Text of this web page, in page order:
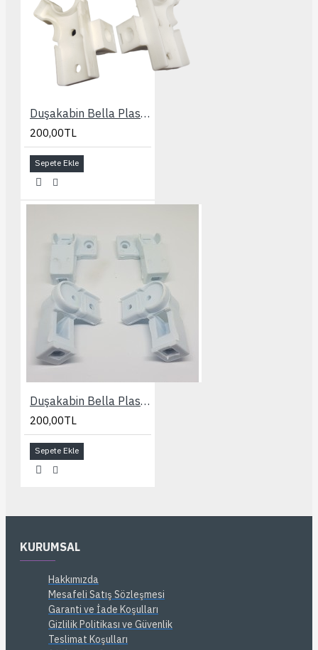
Duşakabin Bella Plastik Aksesuar Seti
200,00TL
Sepete Ekle
Duşakabin Bella Plastik Aksesuar Seti
200,00TL
Sepete Ekle
KURUMSAL
Hakkımızda
Mesafeli Satış Sözleşmesi
Garanti ve İade Koşulları
Gizlilik Politikası ve Güvenlik
Teslimat Koşulları